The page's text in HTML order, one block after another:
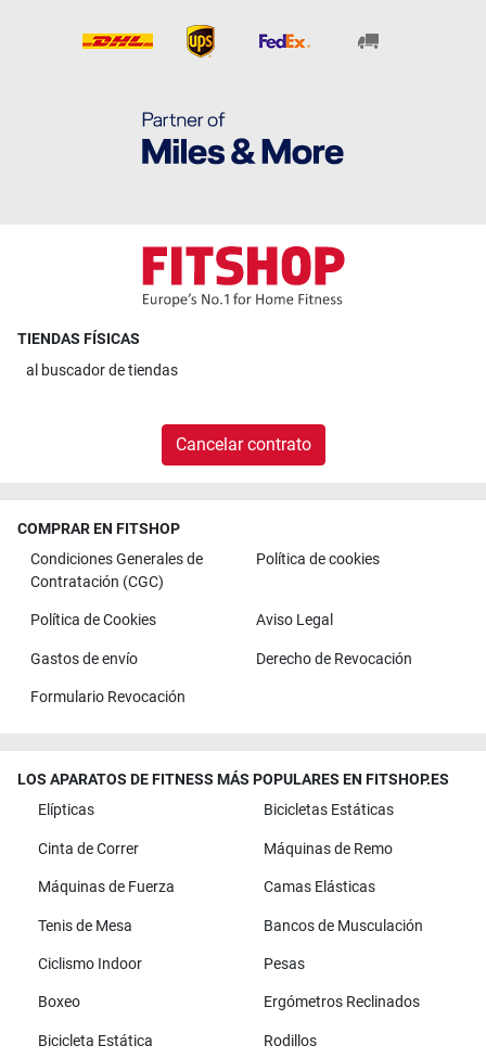
TIENDAS FÍSICAS
al buscador de tiendas
Cancelar contrato
COMPRAR EN FITSHOP
Condiciones Generales de
Contratación (CGC)
Política de cookies
Política de Cookies Aviso Legal
Gastos de envío Derecho de Revocación
Formulario Revocación
LOS APARATOS DE FITNESS MÁS POPULARES EN FITSHOP.ES
Elípticas
Bicicletas Estáticas
Cinta de Correr Máquinas de Remo
Máquinas de Fuerza Camas Elásticas
Tenis de Mesa Bancos de Musculación
Ciclismo Indoor Pesas
Boxeo Ergómetros Reclinados
Bicicleta Estática Rodillos